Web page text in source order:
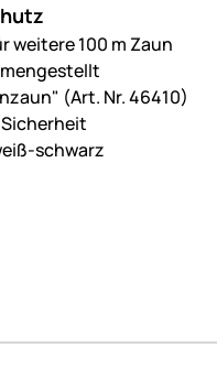
100 m Zaun
(Art. Nr. 46410)
schwarz